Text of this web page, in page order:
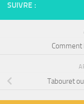
SUIVRE :
Comment
Tabouret